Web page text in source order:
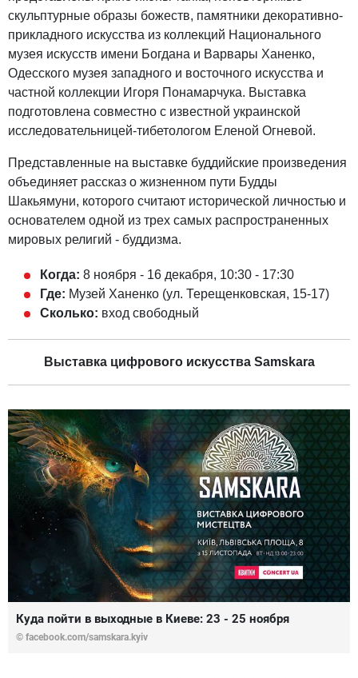
скульптурные образы божеств, памятники декоративно-
прикладного искусства из коллекций Национального
музея искусств имени Богдана и Варвары Ханенко,
Одесского музея западного и восточного искусства и
частной коллекции Игоря Понамарчука. Выставка
подготовлена ​​совместно с известной украинской
исследовательницей-тибетологом Еленой Огневой.
Представленные на выставке буддийские произведения
объединяет рассказ о жизненном пути Будды
Шакьямуни, которого считают исторической личностью и
основателем одной из трех самых распространенных
мировых религий - буддизма.
Когда: 8 ноября - 16 декабря, 10:30 - 17:30
Где: Музей Ханенко (ул. Терещенковская, 15-17)
Сколько: вход свободный
Выставка цифрового искусства Samskara
Куда пойти в выходные в Киеве: 23 - 25 ноября
© facebook.com/samskara.kyiv